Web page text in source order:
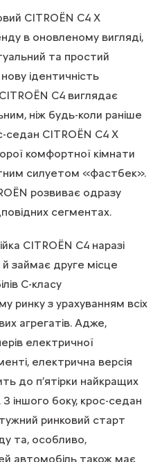
CITROЁN C4 X
в оновленому вигляді,
та простий
ідентичність
C4 виглядає
ніж будь-коли раніше
седан CITROЁN C4 X
комфортної кімнати
силуетом «фастбек».
розвиває одразу
сегментах.
CITROЁN C4 наразі
займає друге місце
C-класу
ринку з урахуванням всіх
агрегатів. Адже,
електричної
електрична версія
до п’ятірки найкращих
З іншого боку, крос-седан
ринковий старт
та, особливо,
автомобіль також має